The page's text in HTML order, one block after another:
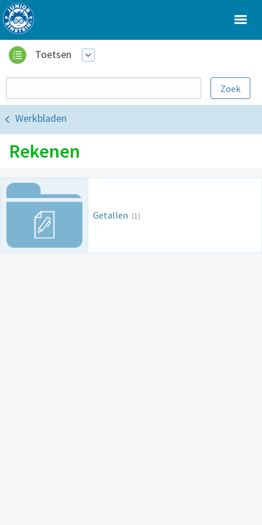
Toetsen
Werkbladen
Rekenen
Getallen (1)